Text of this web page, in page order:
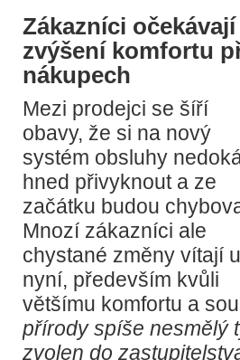
Zákazníci očekávají
zvýšení komfortu
nákupech
Mezi prodejci se šíří
obavy, že si na nový
systém obsluhy
hned přivyknout a ze
začátku budou
Mnozí zákazníci ale
chystané změny vítají
nyní, především kvůli
většímu komfortu a
přírody spíše nesmělý
zvolen do